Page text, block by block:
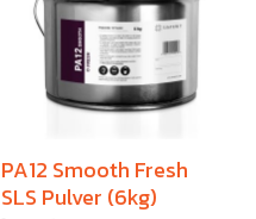
PA12 Smooth Fresh
SLS Pulver (6kg)